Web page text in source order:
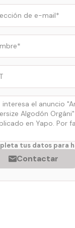
tus datos para
Contactar